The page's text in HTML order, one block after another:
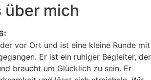
mich
vor Ort und ist eine kleine Runde mit
Er ist ein ruhiger Begleiter, der
braucht um Glücklich zu sein. Er